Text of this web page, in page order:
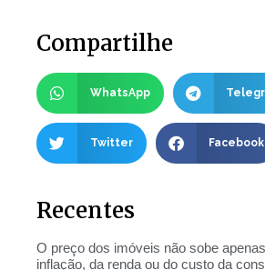
Compartilhe
WhatsApp
Twitter Facebook
Recentes
O preço dos imóveis não sobe
inflação, da renda ou do custo da